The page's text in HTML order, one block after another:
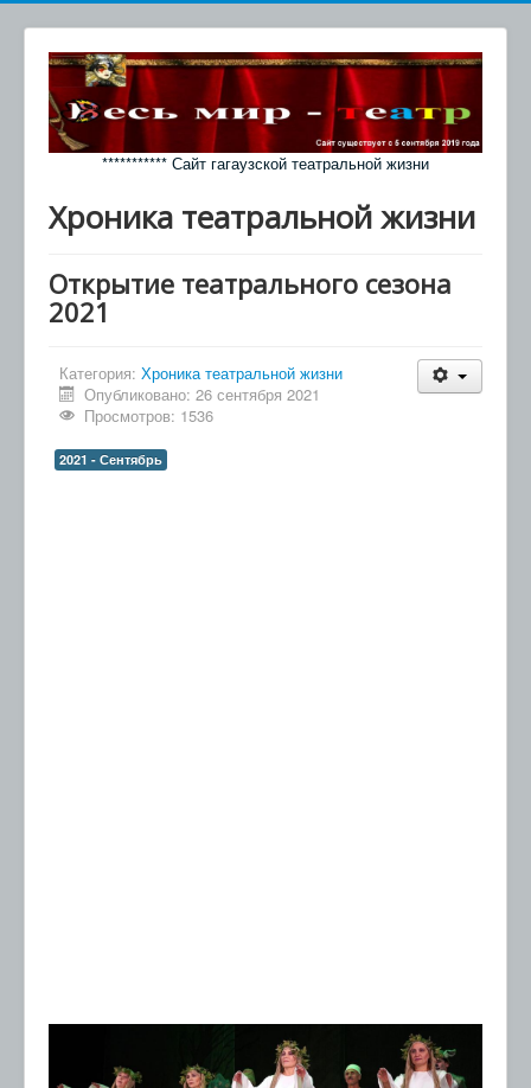
*********** Сайт гагаузской театральной жизни
Хроника театральной жизни
Открытие театрального сезона
2021
Категория: Хроника театральной жизни
Опубликовано: 26 сентября 2021
Просмотров: 1536
2021 - Сентябрь